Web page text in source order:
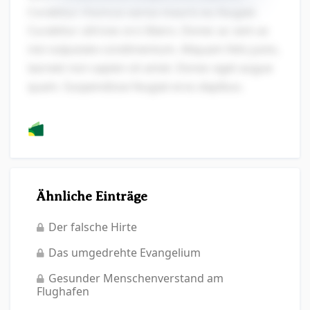
Ähnliche Einträge
Der falsche Hirte
Das umgedrehte Evangelium
Gesunder Menschenverstand am
Flughafen